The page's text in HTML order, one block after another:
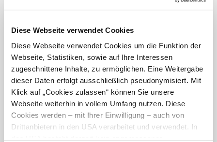
Diese Webseite verwendet Cookies
Diese Webseite verwendet Cookies um die Funktion der
Webseite, Statistiken, sowie auf Ihre Interessen
zugeschnittene Inhalte, zu ermöglichen. Eine Weitergabe
dieser Daten erfolgt ausschließlich pseudonymisiert. Mit
Klick auf „Cookies zulassen“ können Sie unsere
Webseite weiterhin in vollem Umfang nutzen. Diese
Cookies werden – mit Ihrer Einwilligung – auch von
Drittanbietern in den USA verarbeitet und verwendet. In
den USA besteht derzeit kein angemessenes
Energetik
Hanni beschäftigt sich seit über 20 Jahren mit Auren,
Farbtherapie (insbesondere die Farbtherapie Aura-
Soma, welche sie nach Österreich gebracht hat) und
Energetik. Mit ihrer langjährigen Erfahrung hat sie die
Matrix Color Methode kreiert, welche durch angewandte
Quantenphysik eine besondere Form ist, um mit den
höchsten Energien in Kontakt zu kommen.
Feng Shui